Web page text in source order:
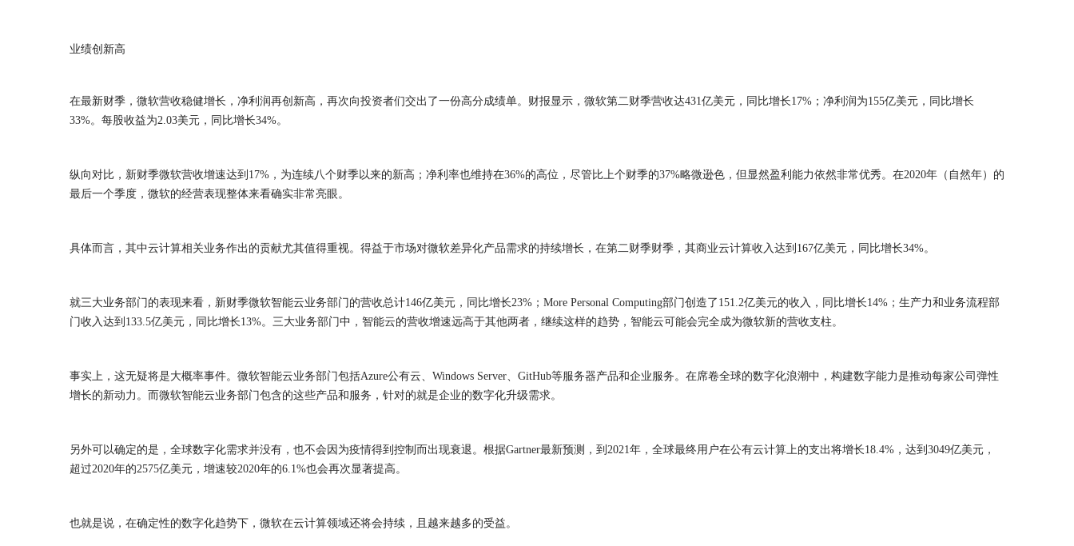
业绩创新高
在最新财季，微软营收稳健增长，净利润再创新高，再次向投资者们交出了一份高分成绩单。 财报显示，微软第二财季营收达431亿美元，同比增长17%；净利润为155亿美元，同比增长
33%。每股收益为2.03美元，同比增长34%。
纵向对比，新财季微软营收增速达到17%，为连续八个财季以来的新高；净利率也维持在36%的高位，尽管比上个财季的37%略微逊色，但显然盈利能力依然非常优秀。在2020年（自然年）的
最后一个季度，微软的经营表现整体来看确实非常亮眼。
具体而言，其中云计算相关业务作出的贡献尤其值得重视。得益于市场对微软差异化产品需求的持续增长，在第二财季财季，其商业云计算收入达到167亿美元，同比增长34%。
就三大业务部门的表现来看，新财季微软智能云业务部门的营收总计146亿美元，同比增长23%；More Personal Computing部门创造了151.2亿美元的收入，同比增长14%；生产力和业务流程部
门收入达到133.5亿美元，同比增长13%。 三大业务部门中，智能云的营收增速远高于其他两者，继续这样的趋势，智能云可能会完全成为微软新的营收支柱。
事实上，这无疑将是大概率事件。微软智能云业务部门包括Azure公有云、Windows Server、GitHub等服务器产品和企业服务。在席卷全球的数字化浪潮中，构建数字能力是推动每家公司弹性
增长的新动力。而微软智能云业务部门包含的这些产品和服务，针对的就是企业的数字化升级需求。
另外可以确定的是，全球数字化需求并没有，也不会因为疫情得到控制而出现衰退。 根据Gartner最新预测，到2021年，全球最终用户在公有云计算上的支出将增长18.4%，达到3049亿美元，
超过2020年的2575亿美元，增速较2020年的6.1%也会再次显著提高。
也就是说，在确定性的数字化趋势下，微软在云计算领域还将会持续，且越来越多的受益。